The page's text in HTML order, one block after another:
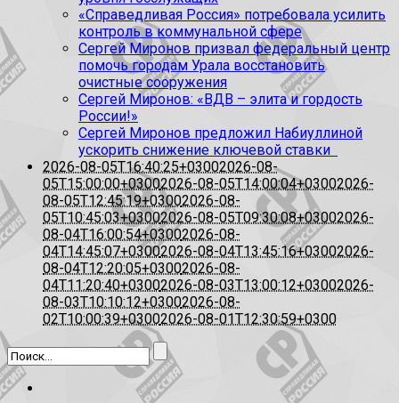
«Справедливая Россия» потребовала усилить
контроль в коммунальной сфере
Сергей Миронов призвал федеральный центр
помочь городам Урала восстановить
очистные сооружения
Сергей Миронов: «ВДВ – элита и гордость
России!»
Сергей Миронов предложил Набиуллиной
ускорить снижение ключевой ставки
2026-08-05T16:40:25+03002026-08-
05T15:00:00+03002026-08-05T14:00:04+03002026-
08-05T12:45:19+03002026-08-
05T10:45:03+03002026-08-05T09:30:08+03002026-
08-04T16:00:54+03002026-08-
04T14:45:07+03002026-08-04T13:45:16+03002026-
08-04T12:20:05+03002026-08-
04T11:20:40+03002026-08-03T13:00:12+03002026-
08-03T10:10:12+03002026-08-
02T10:00:39+03002026-08-01T12:30:59+0300